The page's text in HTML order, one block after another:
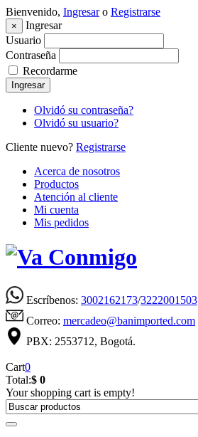
Bienvenido, Ingresaro Registrarse
×
Ingresar
Usuario
Contraseña
Recordarme
Ingresar
Olvidó su contraseña?
Olvidó su usuario?
Cliente nuevo? Registrarse
Acerca de nosotros
Productos
Atención al cliente
Mi cuenta
Mis pedidos
Escríbenos: 3002162173/3222001503
Correo: mercadeo@banimported.com
PBX: 2553712, Bogotá.
Cart0
Total:$ 0
Your shopping cart is empty!